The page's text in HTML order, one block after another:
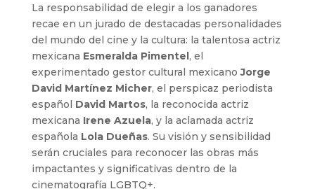
La responsabilidad de elegir a los ganadores
recae en un jurado de destacadas personalidades
del mundo del cine y la cultura: la talentosa actriz
mexicana Esmeralda Pimentel, el
experimentado gestor cultural mexicanoJorge
David Martínez Micher, el perspicaz periodista
español David Martos, la reconocida actriz
mexicana Irene Azuela, y la aclamada actriz
española Lola Dueñas. Su visión y sensibilidad
serán cruciales para reconocer las obras más
impactantes y significativas dentro de la
cinematografía LGBTQ+.